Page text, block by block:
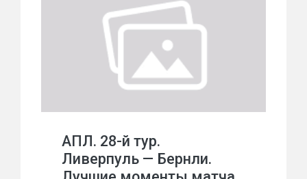
АПЛ. 28-й тур.
Ливерпуль — Бернли.